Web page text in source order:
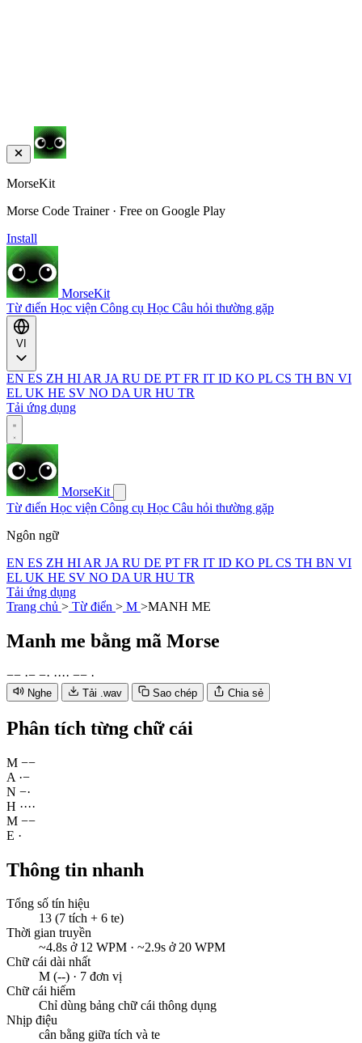
MorseKit
Morse Code Trainer · Free on Google Play
Install
MorseKit
Từ điển Học viện Công cụ Học Câu hỏi thường gặp
EN ES ZH HI AR JA RU DE PT FR IT ID KO PL CS TH BN VI
EL UK HE SV NO DA UR HU TR
Tải ứng dụng
MorseKit
Từ điển Học viện Công cụ Học Câu hỏi thường gặp
Ngôn ngữ
EN ES ZH HI AR JA RU DE PT FR IT ID KO PL CS TH BN VI
EL UK HE SV NO DA UR HU TR
Tải ứng dụng
Trang chủ > Từ điển > M >MANH ME
Manh me bằng mã Morse
−− ·− −· ···· −− ·
Nghe Tải .wav Sao chép Chia sẻ
Phân tích từng chữ cái
M −−
A ·−
N −·
H ····
M −−
E ·
Thông tin nhanh
Tổng số tín hiệu
13 (7 tích + 6 te)
Thời gian truyền
~4.8s ở 12 WPM · ~2.9s ở 20 WPM
Chữ cái dài nhất
M (--) · 7 đơn vị
Chữ cái hiếm
Chỉ dùng bảng chữ cái thông dụng
Nhịp điệu
cân bằng giữa tích và te